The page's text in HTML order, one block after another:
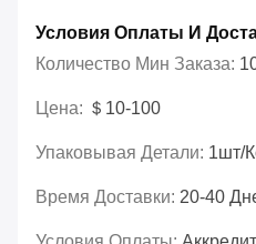
Условия Оплаты И
Количество Мин Заказа:
Цена: ＄10-100
Упаковывая Детали: 1шт/
Время Доставки: 20-40